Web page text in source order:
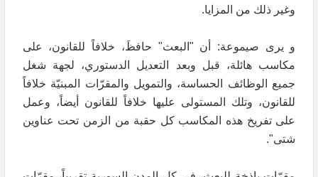
وغير ذلك من المزايا.
و يرى صيموعة: أن "البعث" حافظَ‏، خلافاً للقانون، على
مكاسب هائلة، قبل وبعد التعديل الدستوري، لجهة شغل
جميع الوظائف الحساسة، والتمويل والمقرّات المبنيّة خلافاً
للقانون، وتلك المستولى عليها خلافاً للقانون أيضاً، وعمل
على تفريخ هذه المكاسب كل حقبة من الزمن تحت عناوين
شتى".